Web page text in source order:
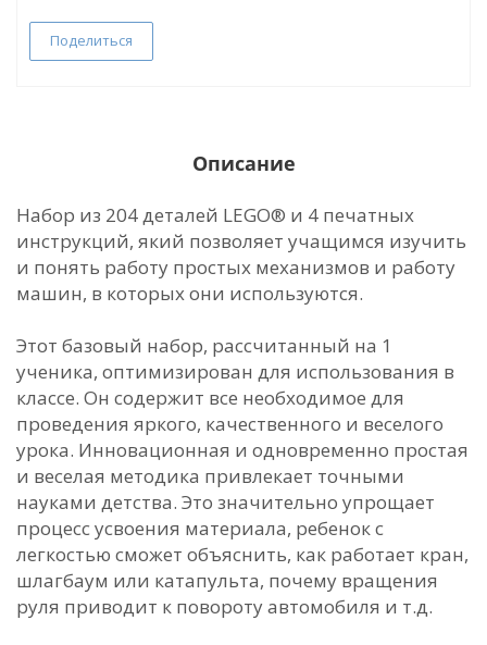
Поделиться
Описание
Набор из 204 деталей LEGO® и 4 печатных
инструкций, який позволяет учащимся изучить
и понять работу простых механизмов и работу
машин, в которых они используются.
Этот базовый набор, рассчитанный на 1
ученика, оптимизирован для использования в
классе. Он содержит все необходимое для
проведения яркого, качественного и веселого
урока. Инновационная и одновременно простая
и веселая методика привлекает точными
науками детства. Это значительно упрощает
процесс усвоения материала, ребенок с
легкостью сможет объяснить, как работает кран,
шлагбаум или катапульта, почему вращения
руля приводит к повороту автомобиля и т.д.